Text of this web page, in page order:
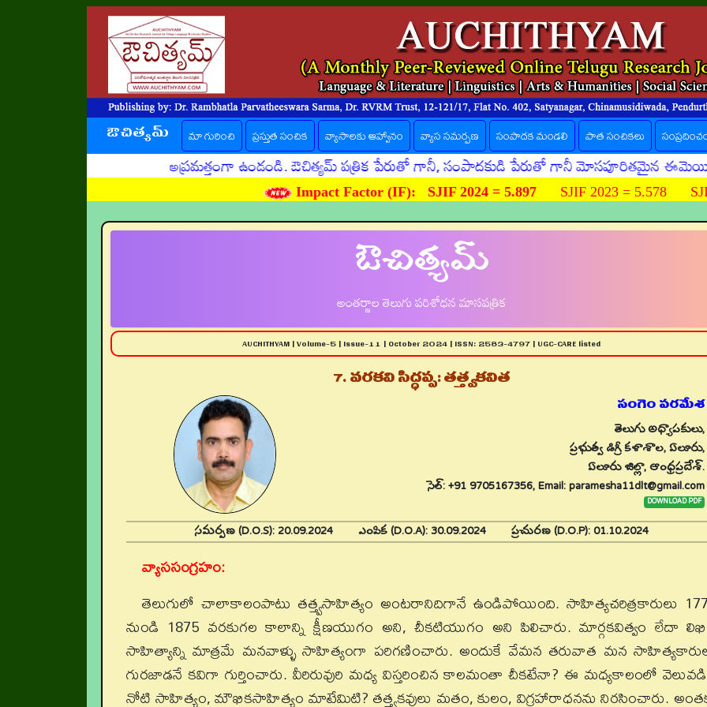
ఔచిత్యమ్ మా గురించి ప్రస్తుత సంచిక (current)
వ్యాసాలకు ఆహ్వానం వ్యాస సమర్పణ సంపాదక మండలి పాత సంచికలు
అప్రమత్తంగా ఉండండి. ఔచిత్యమ్ పత్రిక పేరుతో గానీ, సంపాదకుడి పేరుతో గానీ మోసపూరితమైన ఈమెయిళ్ళు,
Impact Factor (IF): SJIF 2024 = 5.897SJIF 2023 = 5.578 SJIF
ఔచిత్యమ్
అంతర్జాల తెలుగు పరిశోధన మాసపత్రిక
AUCHITHYAM | Volume-5 | Issue-11 | October 2024 | ISSN: 2583-4797 | UGC-CARE listed
7. వరకవి సిద్ధప్ప: తత్త్వకవిత
సంగెం పరమేశ
తెలుగు అధ్యాపకులు,
ప్రభుత్వ డిగ్రీ కళాశాల, ఏలూరు,
ఏలూరు జిల్లా, ఆంధ్రప్రదేశ్.
సెల్: +91 9705167356, Email: paramesha11dlt@gmail.com
DOWNLOAD PDF
సమర్పణ (D.O.S):20.09.2024ఎంపిక (D.O.A):30.09.2024ప్రచురణ (D.O.P):01.10.2024
వ్యాససంగ్రహం:
తెలుగులో చాలాకాలంపాటు తత్త్వసాహిత్యం అంటరానిదిగానే ఉండిపోయింది. సాహిత్యచరిత్రకారులు
నుండి 1875 వరకుగల కాలాన్ని క్షీణయుగం అని, చీకటియుగం అని పిలిచారు. మార్గకవిత్వం లేదా
సాహిత్యాన్ని మాత్రమే మనవాళ్ళు సాహిత్యంగా పరిగణించారు. అందుకే వేమన తరువాత మన
గురజాడనే కవిగా గుర్తించారు. వీరిరువురి మధ్య విస్తరించిన కాలమంతా చీకటేనా? ఈ మధ్యకాలంలో
నోటి సాహిత్యం, మౌఖికసాహిత్యం మాటేమిటి? తత్త్వకవులు మతం, కులం, విగ్రహారాధనను నిరసించారు.